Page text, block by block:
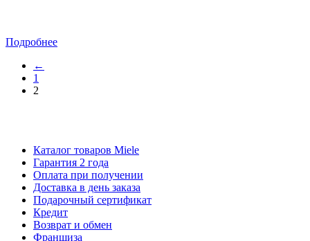
Подробнее
←
1
2
Каталог товаров Miele
Гарантия 2 года
Оплата при получении
Доставка в день заказа
Подарочный сертификат
Кредит
Возврат и обмен
Франшиза